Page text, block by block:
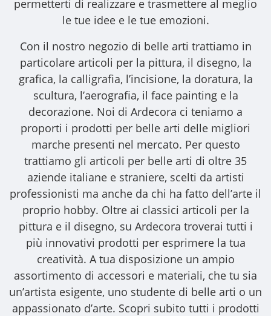
permetterti di realizzare e trasmettere al meglio
le tue idee e le tue emozioni.
Con il nostro negozio di belle arti trattiamo in
particolare articoli per la pittura, il disegno, la
grafica, la calligrafia, l’incisione, la doratura, la
scultura, l’aerografia, il face painting e la
decorazione. Noi di Ardecora ci teniamo a
proporti i prodotti per belle arti delle migliori
marche presenti nel mercato. Per questo
trattiamo gli articoli per belle arti di oltre 35
aziende italiane e straniere, scelti da artisti
professionisti ma anche da chi ha fatto dell’arte il
proprio hobby. Oltre ai classici articoli per la
pittura e il disegno, su Ardecora troverai tutti i
più innovativi prodotti per esprimere la tua
creatività. A tua disposizione un ampio
assortimento di accessori e materiali, che tu sia
un’artista esigente, uno studente di belle arti o un
appassionato d’arte. Scopri subito tutti i prodotti